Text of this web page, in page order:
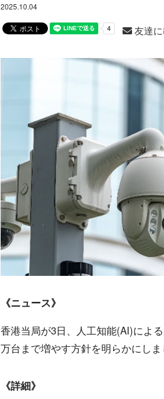
2025.10.04
友達
《ニュース》
香港当局が3日、人工知能(AI)によ
万台まで増やす方針を明らかにし
《詳細》